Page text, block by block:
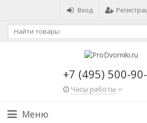
Вход
+7 (495) 500-
Часы работы
Меню